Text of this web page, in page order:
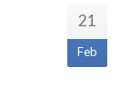
21
Feb